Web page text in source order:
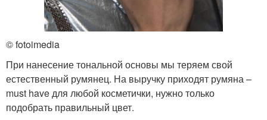
© fotoimedia
При нанесение тональной основы мы теряем свой
естественный румянец. На выручку приходят румяна –
must have для любой косметички, нужно только
подобрать правильный цвет.